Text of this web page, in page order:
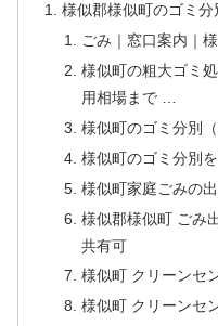
様似郡様似町のゴミ分
ごみ｜窓口案内｜
様似町の粗大ゴミ
用相場まで …
様似町のゴミ分別
様似町のゴミ分別
様似町家庭ごみの
様似郡様似町 ごみ
共有可
様似町 クリーンセ
様似町 クリーンセ